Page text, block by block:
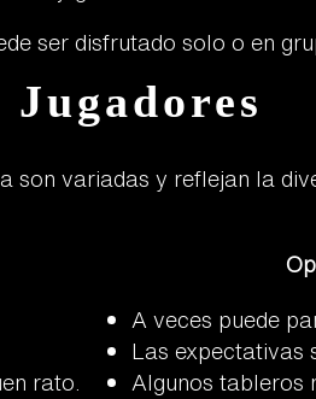
ser disfrutado solo o en
son variadas y reflejan la
rato.
A veces puede
Las expectativas
Algunos tableros